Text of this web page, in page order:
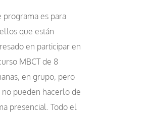
programa es para
que están
en participar en
MBCT de 8
en grupo, pero
no pueden hacerlo de
presencial. Todo el